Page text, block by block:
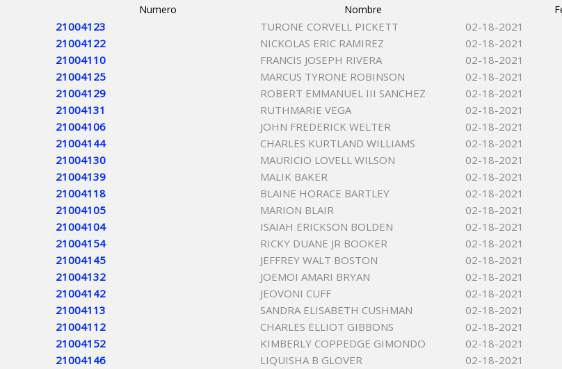
Numero Nombre
21004123 TURONE CORVELL PICKETT
02-18-2021
21004122
NICKOLAS ERIC RAMIREZ
02-18-2021
21004110
FRANCIS JOSEPH RIVERA
02-18-2021
21004125
MARCUS TYRONE ROBINSON
02-18-2021
21004129
ROBERT EMMANUEL III SANCHEZ
02-18-2021
21004131
RUTHMARIE VEGA
02-18-2021
21004106
JOHN FREDERICK WELTER
02-18-2021
21004144
CHARLES KURTLAND WILLIAMS
02-18-2021
21004130
MAURICIO LOVELL WILSON
02-18-2021
21004139
MALIK BAKER
02-18-2021
21004118
BLAINE HORACE BARTLEY
02-18-2021
21004105
MARION BLAIR
02-18-2021
21004104
ISAIAH ERICKSON BOLDEN
02-18-2021
21004154
RICKY DUANE JR BOOKER
02-18-2021
21004145
JEFFREY WALT BOSTON
02-18-2021
21004132
JOEMOI AMARI BRYAN
02-18-2021
21004142
JEOVONI CUFF
02-18-2021
21004113
SANDRA ELISABETH CUSHMAN
02-18-2021
21004112
CHARLES ELLIOT GIBBONS
02-18-2021
21004152
KIMBERLY COPPEDGE GIMONDO
02-18-2021
21004146
LIQUISHA B GLOVER
02-18-2021